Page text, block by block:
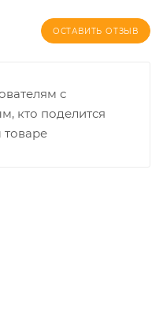
ОСТАВИТЬ ОТЗЫВ
с
кто поделится